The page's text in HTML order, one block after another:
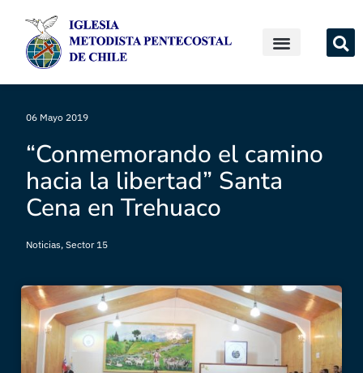
06 Mayo 2019
“Conmemorando el camino
hacia la libertad” Santa
Cena en Trehuaco
Noticias, Sector 15